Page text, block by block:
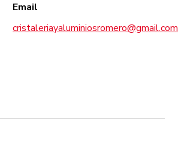
Email
cristaleriayaluminiosromero@gmail.com